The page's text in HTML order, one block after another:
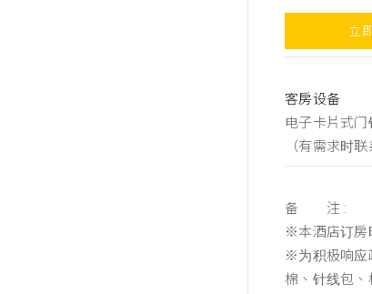
立
客房设备
电子卡片式
（有需求时
备 注 :
※本酒店订房
※为积极响应
棉、针线包、